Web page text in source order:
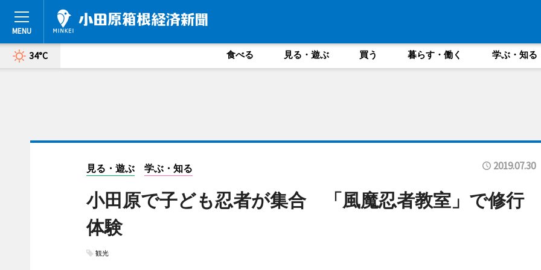
34°C 食べる 見る・遊ぶ 買う 暮らす・働く 学ぶ・知る
見る・遊ぶ 学ぶ・知る 2019.07.30
小田原で子ども忍者が集合 「風魔忍者教室」で修行
体験
観光